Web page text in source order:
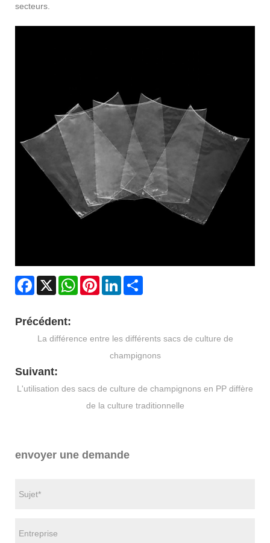
secteurs.
Facebook
X WhatsAppPinterestLinkedIn
Précédent:
La différence entre les différents sacs de culture de
champignons
Suivant:
L'utilisation des sacs de culture de champignons en PP diffère
de la culture traditionnelle
envoyer une demande